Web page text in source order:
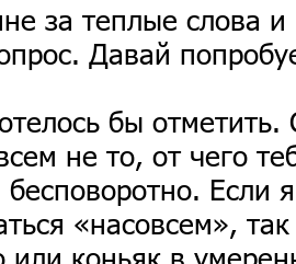
за теплые слова
Давай
бы
не то, от чего
Если
«насовсем»,